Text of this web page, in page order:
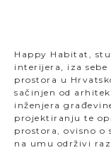
Happy Habitat,
interijera, iza
prostora u
sačinjen od
inženjera
projektiranju te
prostora, ovisno o
na umu održivi